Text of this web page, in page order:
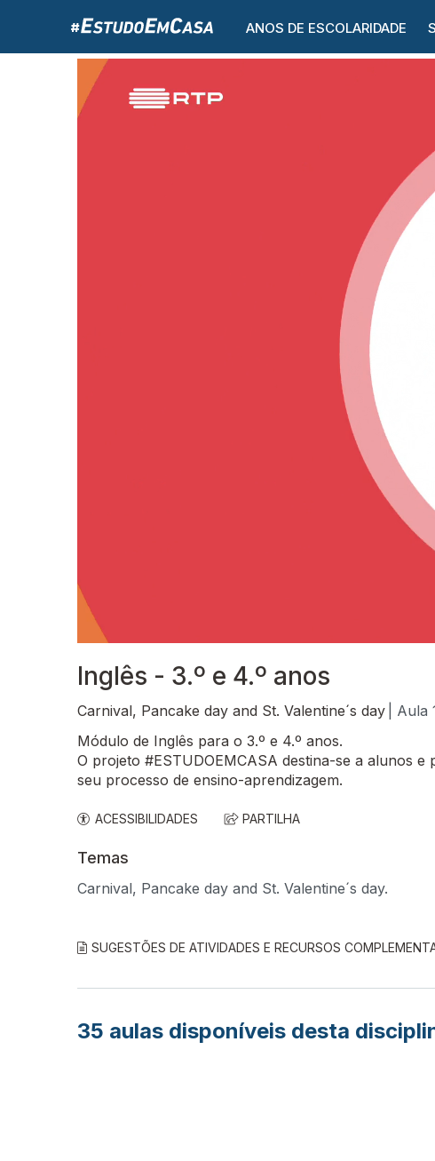
ANOS DE ESCOLARIDADE
Inglês - 3.º e 4.º anos
Carnival, Pancake day and St. Valentine´s day | Aula
Módulo de Inglês para o 3.º e 4.º anos.
O projeto #ESTUDOEMCASA destina-se a alunos
seu processo de ensino-aprendizagem.
ACESSIBILIDADES PARTILHA
Temas
Carnival, Pancake day and St. Valentine´s day.
SUGESTÕES DE ATIVIDADES E RECURSOS
35 aulas disponíveis desta